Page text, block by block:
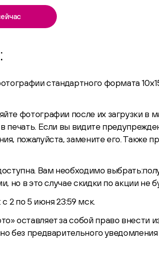
стандартного формата
фотографии после их загрузки в
печать. Если вы видите
пожалуйста, замените его. Также
Вам необходимо
но в это случае скидки по акции не
2 по 5 июня 23:59 мск.
оставляет за собой право внести
без предварительного уведомления